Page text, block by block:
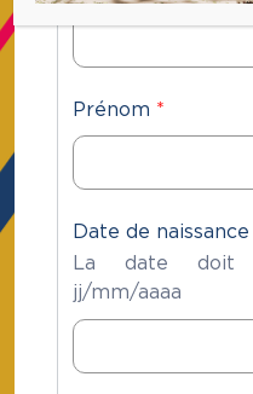
Prénom *
Date de naissance
La date doit
jj/mm/aaaa